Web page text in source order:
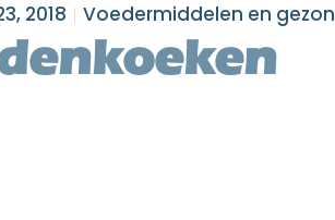
2018 Voedermiddelen en